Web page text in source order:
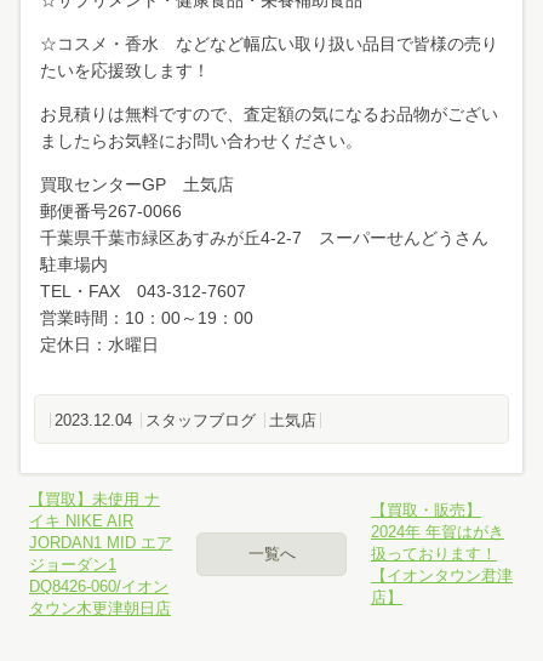
☆コスメ・香水 などなど幅広い取り扱い品目で皆様の売り
たいを応援致します！
お見積りは無料ですので、査定額の気になるお品物がござい
ましたらお気軽にお問い合わせください。
買取センターGP 土気店
郵便番号267-0066
千葉県千葉市緑区あすみが丘4-2-7 スーパーせんどうさん
駐車場内
TEL・FAX 043-312-7607
営業時間：10：00～19：00
定休日：水曜日
2023.12.04 スタッフブログ 土気店
【買取】未使用 ナ
イキ NIKE AIR
JORDAN1 MID エア
ジョーダン1
DQ8426-060/イオン
タウン木更津朝日店
一覧へ
【買取・販売】
2024年 年賀はがき
扱っております！
【イオンタウン君津
店】